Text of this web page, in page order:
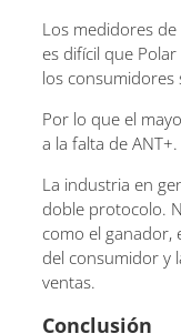
Los medidores
es difícil que
los consumidores
Por lo que el
a la falta de ANT+.
La industria en
doble protocolo.
como el ganador,
del consumidor y
ventas.
Conclusión